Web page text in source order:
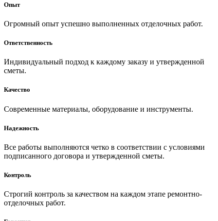
Опыт
Огромный опыт успешно выполненных отделочных работ.
Ответственность
Индивидуальный подход к каждому заказу и утвержденной
сметы.
Качество
Современные материалы, оборудование и инструменты.
Надежность
Все работы выполняются четко в соответствии с условиями
подписанного договора и утвержденной сметы.
Контроль
Строгий контроль за качеством на каждом этапе ремонтно-
отделочных работ.